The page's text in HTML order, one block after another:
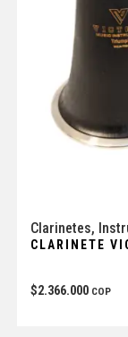
Clarinetes,
CLARINETE
$2.366.000 COP